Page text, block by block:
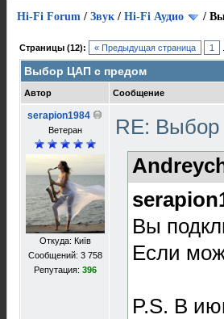
Hi-Fi Forum / Звук / Hi-Fi Аудио /
Страницы (12): « Предыдущая страница 1
Выбор ЦАП с предом
Автор Сообщение
serapion1984
Ветеран
Откуда: Київ
Сообщений: 3 758
Репутация: 396
RE:
Вы
Если
P.S. В